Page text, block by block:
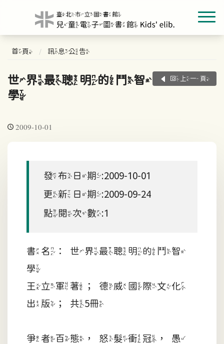
首頁 訊息公告
世界最聰明的鬥智
學
回上一頁
2009-10-01
發布日期:2009-10-01
更新日期:2009-09-24
點閱次數:1
書名：世界最聰明的鬥智
學
王立軍著；德威國際文化
出版；共5冊
爭者百態，怒髮衝冠，愚